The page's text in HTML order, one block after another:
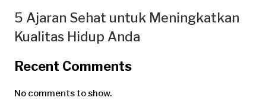
5 Ajaran Sehat untuk Meningkatkan
Kualitas Hidup Anda
Recent Comments
No comments to show.